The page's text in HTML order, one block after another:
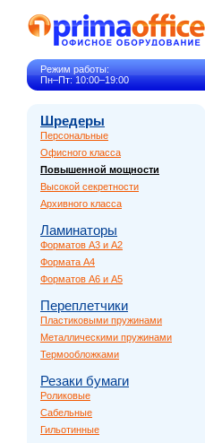
Режим работы:
Пн–Пт: 10:00–19:00
Шредеры
Персональные
Офисного класса
Повышенной мощности
Высокой секретности
Архивного класса
Ламинаторы
Форматов A3 и A2
Формата A4
Форматов A6 и A5
Переплетчики
Пластиковыми пружинами
Металлическими пружинами
Термообложками
Резаки бумаги
Роликовые
Сабельные
Гильотинные